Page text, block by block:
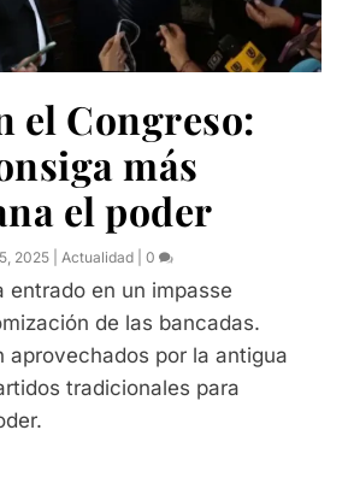
el Congreso:
más
el poder
2025 |Actualidad |0
entrado en un impasse
de las bancadas.
aprovechados por la antigua
tradicionales para